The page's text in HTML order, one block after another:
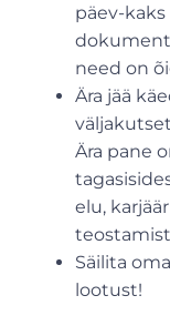
päev-
need on
Ära jää
Ära pane
elu,
Säilita
lootust!